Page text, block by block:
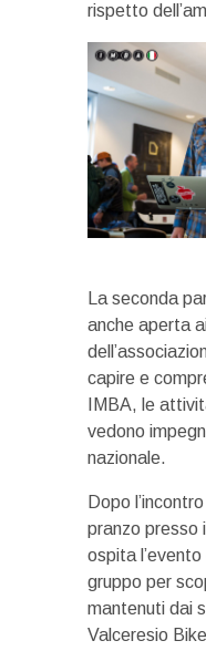
rispetto
La seconda
anche aperta
capire e
IMBA, le
vedono
nazionale.
Dopo
pranzo presso
ospita
gruppo per
mantenuti dai
Valceresio